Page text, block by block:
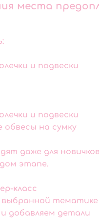
места
и подвески
и подвески
обвесы на сумку
даже для
этапе.
класс
выбранной тематике
добавляем детали